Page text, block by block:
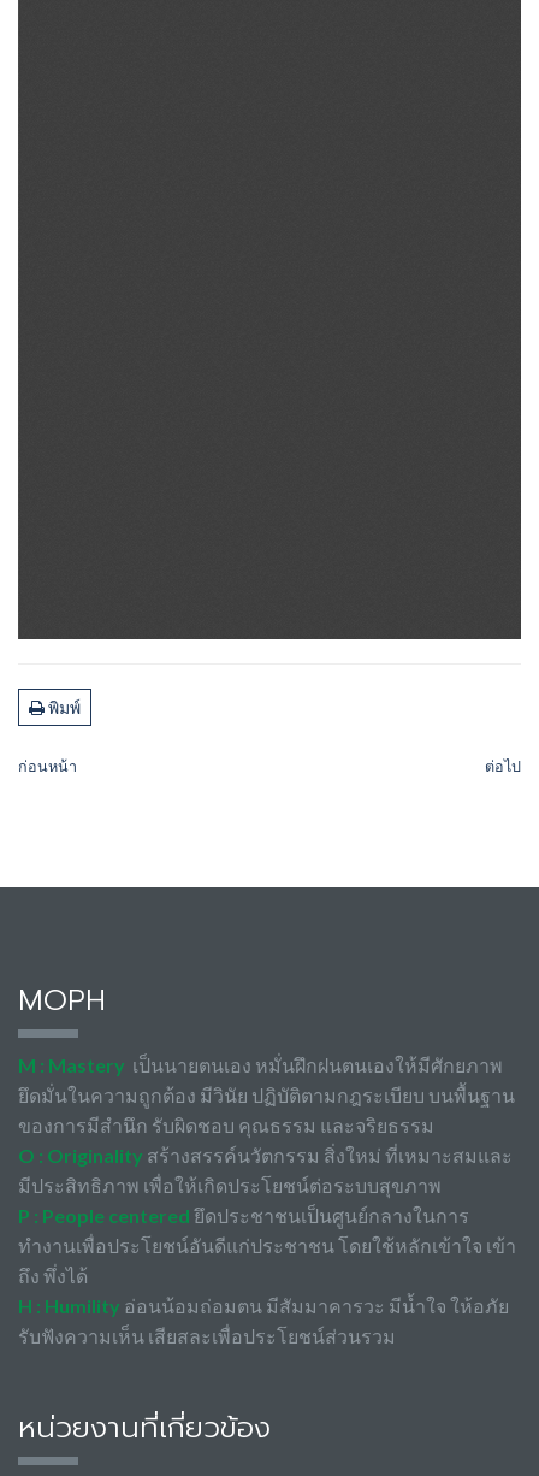
พิมพ์
ก่อนหน้า ต่อไป
MOPH
M : Mastery เป็นนายตนเอง หมั่นฝึกฝนตนเองให้มีศักยภาพ
ยึดมั่นในความถูกต้อง มีวินัย ปฏิบัติตามกฎระเบียบ บนพื้นฐาน
ของการมีสำนึก รับผิดชอบ คุณธรรม และจริยธรรม
O : Originality สร้างสรรค์นวัตกรรม สิ่งใหม่ ที่เหมาะสมและ
มีประสิทธิภาพ เพื่อให้เกิดประโยชน์ต่อระบบสุขภาพ
P : People centered ยึดประชาชนเป็นศูนย์กลางในการ
ทำงานเพื่อประโยชน์อันดีแก่ประชาชน โดยใช้หลักเข้าใจ เข้า
ถึง พึ่งได้
H : Humility อ่อนน้อมถ่อมตน มีสัมมาคารวะ มีน้ำใจ ให้อภัย
รับฟังความเห็น เสียสละเพื่อประโยชน์ส่วนรวม
หน่วยงานที่เกี่ยวข้อง